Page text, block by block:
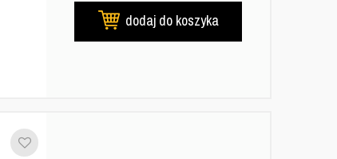
dodaj do koszyka